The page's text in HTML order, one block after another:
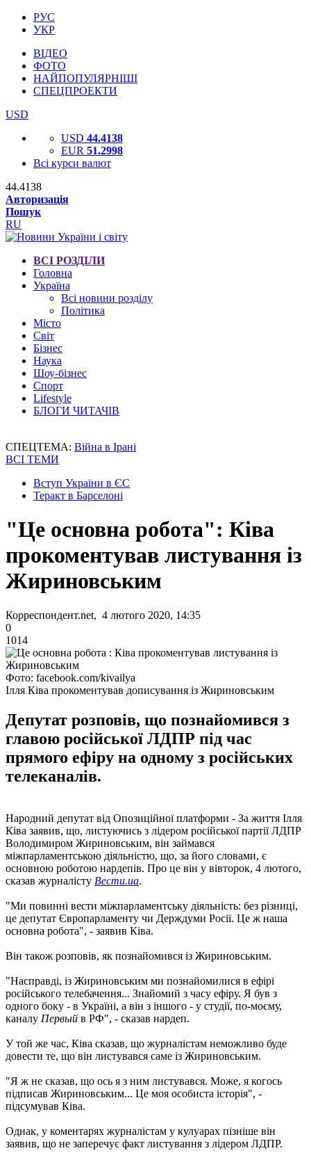
РУС
УКР
ВІДЕО
ФОТО
НАЙПОПУЛЯРНІШІ
СПЕЦПРОЕКТИ
USD
USD 44.4138
EUR 51.2998
Всі курси валют
44.4138
Авторизація
Пошук
RU
ВСІ РОЗДІЛИ
Головна
Україна
Всі новини розділу
Політика
Місто
Світ
Бізнес
Наука
Шоу-бізнес
Спорт
Lifestyle
БЛОГИ ЧИТАЧІВ
СПЕЦТЕМА: Війна в Ірані
ВСІ ТЕМИ
Вступ України в ЄС
Теракт в Барселоні
"Це основна робота": Ківа
прокоментував листування із
Жириновським
Корреспондент.net, 4 лютого 2020, 14:35
0
1014
Фото: facebook.com/kivailya
Ілля Ківа прокоментував дописування із Жириновським
Депутат розповів, що познайомився з
главою російської ЛДПР під час
прямого ефіру на одному з російських
телеканалів.
Народний депутат від Опозиційної платформи - За життя Ілля
Ківа заявив, що, листуючись з лідером російської партії ЛДПР
Володимиром Жириновським, він займався
міжпарламентською діяльністю, що, за його словами, є
основною роботою нардепів. Про це він у вівторок, 4 лютого,
сказав журналісту Вести.ua.
"Ми повинні вести міжпарламентську діяльність: без різниці,
це депутат Європарламенту чи Держдуми Росії. Це ж наша
основна робота", - заявив Ківа.
Він також розповів, як познайомився із Жириновським.
"Насправді, із Жириновським ми познайомилися в ефірі
російського телебачення... Знайомий з часу ефіру. Я був з
одного боку - в Україні, а він з іншого - у студії, по-моєму,
каналу Первый в РФ", - сказав нардеп.
У той же час, Ківа сказав, що журналістам неможливо буде
довести те, що він листувався саме із Жириновським.
"Я ж не сказав, що ось я з ним листувався. Може, я когось
підписав Жириновським... Це моя особиста історія", -
підсумував Ківа.
Однак, у коментарях журналістам у кулуарах пізніше він
заявив, що не заперечує факт листування з лідером ЛДПР.